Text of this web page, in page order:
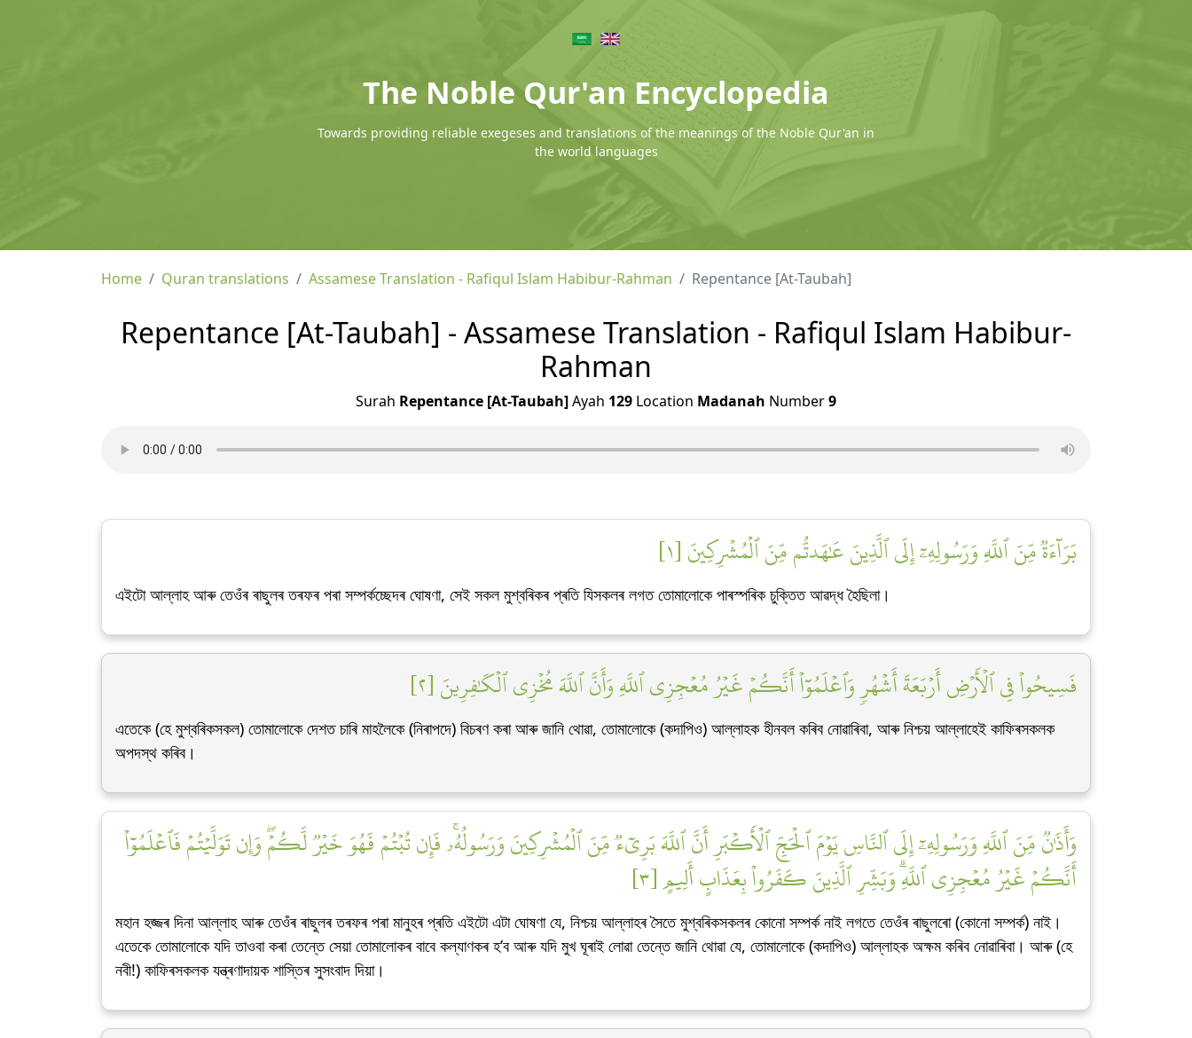
The Noble Qur'an Encyclopedia
Towards providing reliable exegeses and translations of the meanings of the Noble Qur'an in
the world languages
Home Quran translations Assamese Translation - Rafiqul Islam Habibur-Rahman Repentance [At-Taubah]
Repentance [At-Taubah] - Assamese Translation - Rafiqul Islam Habibur-
Rahman
Surah Repentance [At-Taubah]Ayah 129 Location Madanah Number9
بَرَآءَةٞ مِّنَ ٱللَّهِ وَرَسُولِهِۦٓ إِلَى ٱلَّذِينَ عَٰهَدتُّم مِّنَ ٱلۡمُشۡرِكِينَ [١]
এইটো আল্লাহ আৰু তেওঁৰ ৰাছুলৰ তৰফৰ পৰা সম্পৰ্কচ্ছেদৰ ঘোষণা, সেই সকল মুশ্বৰিকৰ প্ৰতি যিসকলৰ লগত তোমালোকে পাৰস্পৰিক চুক্তিত আৱদ্ধ হৈছিলা।
فَسِيحُواْ فِي ٱلۡأَرۡضِ أَرۡبَعَةَ أَشۡهُرٖ وَٱعۡلَمُوٓاْ أَنَّكُمۡ غَيۡرُ مُعۡجِزِي ٱللَّهِ وَأَنَّ ٱللَّهَ مُخۡزِي ٱلۡكَٰفِرِينَ [٢]
এতেকে (হে মুশ্বৰিকসকল) তোমালোকে দেশত চাৰি মাহলৈকে (নিৰাপদে) বিচৰণ কৰা আৰু জানি থোৱা, তোমালোকে (কদাপিও) আল্লাহক হীনবল কৰিব নোৱাৰিবা, আৰু নিশ্চয় আল্লাহেই কাফিৰসকলক
অপদস্থ কৰিব।
وَأَذَٰنٞ مِّنَ ٱللَّهِ وَرَسُولِهِۦٓ إِلَى ٱلنَّاسِ يَوۡمَ ٱلۡحَجِّ ٱلۡأَكۡبَرِ أَنَّ ٱللَّهَ بَرِيٓءٞ مِّنَ ٱلۡمُشۡرِكِينَ وَرَسُولُهُۥۚ فَإِن تُبۡتُمۡ فَهُوَ خَيۡرٞ لَّكُمۡۖ وَإِن تَوَلَّيۡتُمۡ فَٱعۡلَمُوٓاْ
أَنَّكُمۡ غَيۡرُ مُعۡجِزِي ٱللَّهِۗ وَبَشِّرِ ٱلَّذِينَ كَفَرُواْ بِعَذَابٍ أَلِيمٍ [٣]
মহান হজ্জৰ দিনা আল্লাহ আৰু তেওঁৰ ৰাছুলৰ তৰফৰ পৰা মানুহৰ প্ৰতি এইটো এটা ঘোষণা যে, নিশ্চয় আল্লাহৰ সৈতে মুশ্বৰিকসকলৰ কোনো সম্পৰ্ক নাই লগতে তেওঁৰ ৰাছুলৰো (কোনো সম্পৰ্ক) নাই।
এতেকে তোমালোকে যদি তাওবা কৰা তেন্তে সেয়া তোমালোকৰ বাবে কল্যাণকৰ হ’ব আৰু যদি মুখ ঘূৰাই লোৱা তেন্তে জানি থোৱা যে, তোমালোকে (কদাপিও) আল্লাহক অক্ষম কৰিব নোৱাৰিবা। আৰু (হে
নবী!) কাফিৰসকলক যন্ত্ৰণাদায়ক শাস্তিৰ সুসংবাদ দিয়া।